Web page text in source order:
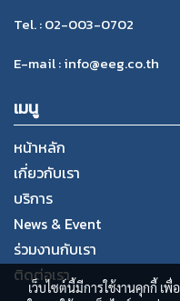
Tel. : 02-003-0702
E-mail : info@eeg.co.th
เมนู
หน้าหลัก
เกี่ยวกับเรา
บริการ
News & Event
ร่วมงานกับเรา
ติดต่อเรา
เว็บไซต์นี้มีการใช้งานคุกกี้ เ